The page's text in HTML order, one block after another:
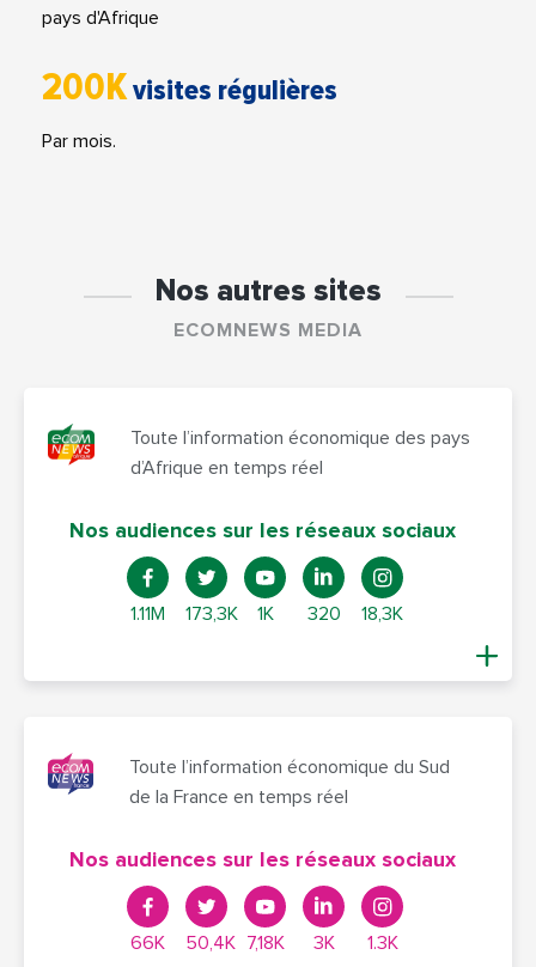
pays d'Afrique
200Kvisites régulières
Par mois.
Nos autres sites
ECOMNEWS MEDIA
Toute l’information économique des pays
d’Afrique en temps réel
Nos audiences sur les réseaux sociaux
1.11M 173,3K 1K 320 18,3K
Toute l’information économique du Sud
de la France en temps réel
Nos audiences sur les réseaux sociaux
66K 50,4K 7,18K 3K 1.3K